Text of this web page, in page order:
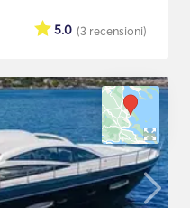
(3 recensioni)
5.0